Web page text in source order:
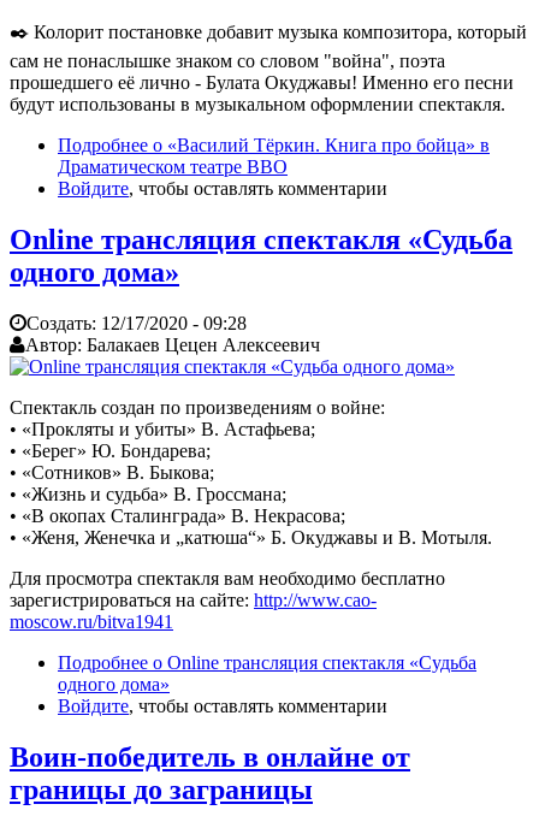
✒️ Колорит постановке добавит музыка композитора, который
сам не понаслышке знаком со словом "война", поэта
прошедшего её лично - Булата Окуджавы! Именно его песни
будут использованы в музыкальном оформлении спектакля.
Подробнее о «Василий Тёркин. Книга про бойца» в
Драматическом театре ВВО
Войдите, чтобы оставлять комментарии
Online трансляция спектакля «Судьба
одного дома»
Создать: 12/17/2020 - 09:28
Автор: Балакаев Цецен Алексеевич
Спектакль создан по произведениям о войне:
• «Прокляты и убиты» В. Астафьева;
• «Берег» Ю. Бондарева;
• «Сотников» В. Быкова;
• «Жизнь и судьба» В. Гроссмана;
• «В окопах Сталинграда» В. Некрасова;
• «Женя, Женечка и „катюша“» Б. Окуджавы и В. Мотыля.
Для просмотра спектакля вам необходимо бесплатно
зарегистрироваться на сайте: http://www.cao-
moscow.ru/bitva1941
Подробнее о Online трансляция спектакля «Судьба
одного дома»
Войдите, чтобы оставлять комментарии
Воин-победитель в онлайне от
границы до заграницы